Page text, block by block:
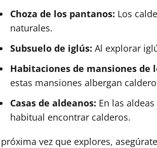
Choza de los pantanos: Los
naturales.
Subsuelo de iglús: Al explorar
Habitaciones de mansiones de
estas mansiones albergan
Casas de aldeanos: En las
habitual encontrar calderos.
próxima vez que explores,